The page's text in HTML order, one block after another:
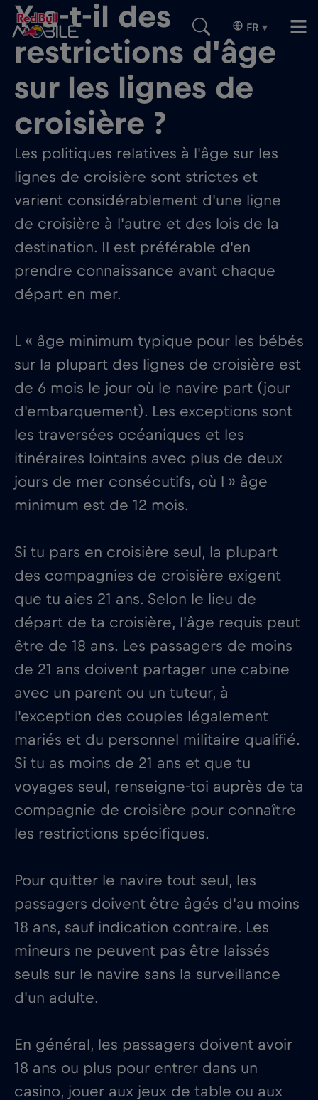
FR ▾
Y a-t-il des
restrictions d'âge
sur les lignes de
croisière ?
Les politiques relatives à l'âge sur les
lignes de croisière sont strictes et
varient considérablement d'une ligne
de croisière à l'autre et des lois de la
destination. Il est préférable d'en
prendre connaissance avant chaque
départ en mer.
L « âge minimum typique pour les bébés
sur la plupart des lignes de croisière est
de 6 mois le jour où le navire part (jour
d'embarquement). Les exceptions sont
les traversées océaniques et les
itinéraires lointains avec plus de deux
jours de mer consécutifs, où l » âge
minimum est de 12 mois.
Si tu pars en croisière seul, la plupart
des compagnies de croisière exigent
que tu aies 21 ans. Selon le lieu de
départ de ta croisière, l'âge requis peut
être de 18 ans. Les passagers de moins
de 21 ans doivent partager une cabine
avec un parent ou un tuteur, à
l'exception des couples légalement
mariés et du personnel militaire qualifié.
Si tu as moins de 21 ans et que tu
voyages seul, renseigne-toi auprès de ta
compagnie de croisière pour connaître
les restrictions spécifiques.
Pour quitter le navire tout seul, les
passagers doivent être âgés d'au moins
18 ans, sauf indication contraire. Les
mineurs ne peuvent pas être laissés
seuls sur le navire sans la surveillance
d'un adulte.
En général, les passagers doivent avoir
18 ans ou plus pour entrer dans un
casino, jouer aux jeux de table ou aux